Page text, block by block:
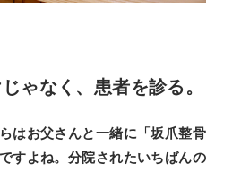
ゃなく、患者を診る。
お父さんと一緒に「坂爪整骨
すよね。分院されたいちばんの